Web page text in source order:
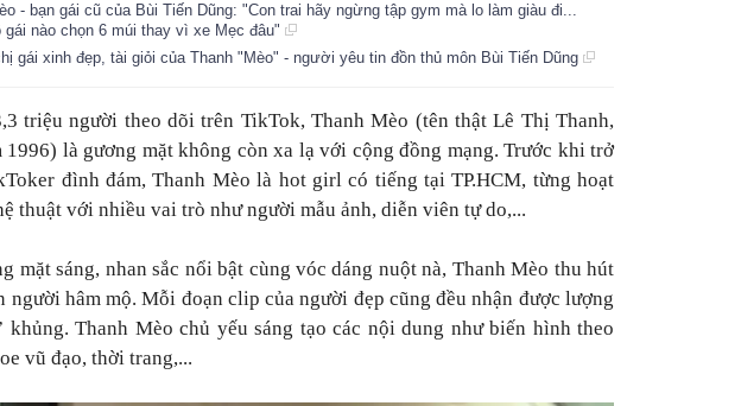
- bạn gái cũ của Bùi Tiến Dũng: "Con trai hãy ngừng tập gym mà lo làm giàu đi...
gái nào chọn 6 múi thay vì xe Mẹc đâu"
gái xinh đẹp, tài giỏi của Thanh "Mèo" - người yêu tin đồn thủ môn Bùi Tiến Dũng
triệu người theo dõi trên TikTok, Thanh Mèo (tên thật Lê Thị Thanh,
1996) là gương mặt không còn xa lạ với cộng đồng mạng. Trước khi trở
đình đám, Thanh Mèo là hot girl có tiếng tại TP.HCM, từng hoạt
thuật với nhiều vai trò như người mẫu ảnh, diễn viên tự do,...
mặt sáng, nhan sắc nổi bật cùng vóc dáng nuột nà, Thanh Mèo thu hút
người hâm mộ. Mỗi đoạn clip của người đẹp cũng đều nhận được lượng
khủng. Thanh Mèo chủ yếu sáng tạo các nội dung như biến hình theo
vũ đạo, thời trang,...